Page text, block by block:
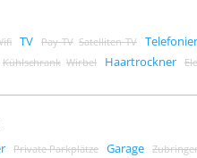
TV Pay-TV Satelliten-TV
Kühlschrank Wirbel Haartrockner
Private Parkplätze Garage